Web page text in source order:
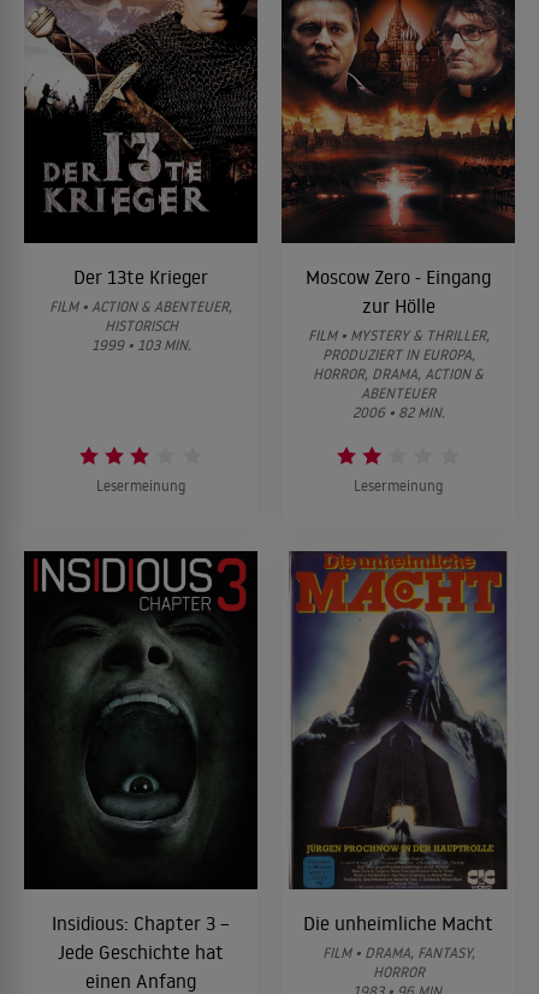
Der 13te Krieger
FILM • ACTION & ABENTEUER,
HISTORISCH
1999 • 103 MIN.
Lesermeinung
Moscow Zero - Eingang
zur Hölle
FILM • MYSTERY & THRILLER,
PRODUZIERT IN EUROPA,
HORROR, DRAMA, ACTION &
ABENTEUER
2006 • 82 MIN.
Lesermeinung
Insidious: Chapter 3 –
Jede Geschichte hat
einen Anfang
Die unheimliche Macht
FILM • DRAMA, FANTASY,
HORROR